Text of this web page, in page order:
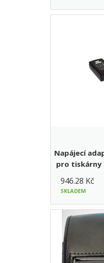
Napájecí
pro tiskárny
PRP-300,
PRP-080
OKPRINT
946.28 Kč
SKLADEM